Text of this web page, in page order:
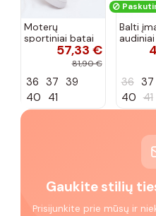
Moterų
sportiniai batai
su ažūro
elementais Big
baltos spalvos
57,33 €
81,90 €
36 37 39
40 41
Balti
audiniai
36 37
40 41
Gaukite stilių
Prisijunkite prie mūsų ir